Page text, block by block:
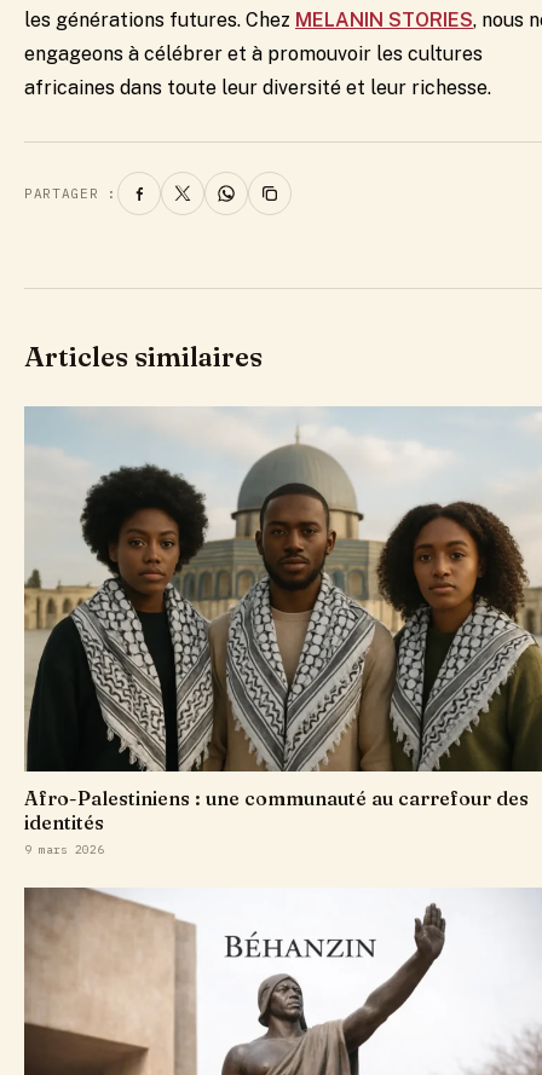
les générations futures. Chez MELANIN STORIES, nous
engageons à célébrer et à promouvoir les cultures
africaines dans toute leur diversité et leur richesse.
PARTAGER :
Articles similaires
Afro-Palestiniens : une communauté au carrefour des
identités
9 mars 2026